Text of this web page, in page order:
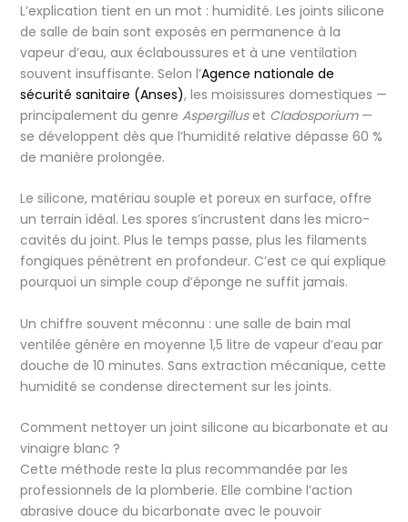
L’explication tient en un mot : humidité. Les joints silicone
de salle de bain sont exposés en permanence à la
vapeur d’eau, aux éclaboussures et à une ventilation
souvent insuffisante. Selon l’Agence nationale de
sécurité sanitaire (Anses), les moisissures domestiques —
principalement du genre Aspergilluset Cladosporium—
se développent dès que l’humidité relative dépasse 60 %
de manière prolongée.
Le silicone, matériau souple et poreux en surface, offre
un terrain idéal. Les spores s’incrustent dans les micro-
cavités du joint. Plus le temps passe, plus les filaments
fongiques pénètrent en profondeur. C’est ce qui explique
pourquoi un simple coup d’éponge ne suffit jamais.
Un chiffre souvent méconnu : une salle de bain mal
ventilée génère en moyenne 1,5 litre de vapeur d’eau par
douche de 10 minutes. Sans extraction mécanique, cette
humidité se condense directement sur les joints.
Comment nettoyer un joint silicone au bicarbonate et au
vinaigre blanc ?
Cette méthode reste la plus recommandée par les
professionnels de la plomberie. Elle combine l’action
abrasive douce du bicarbonate avec le pouvoir